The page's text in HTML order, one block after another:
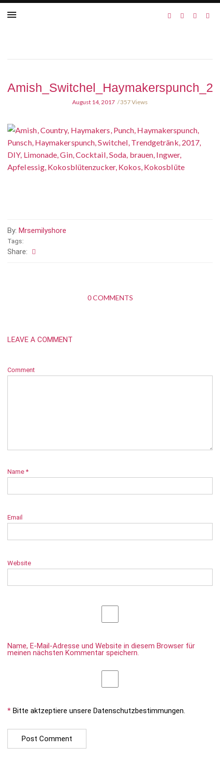
Amish_Switchel_Haymakerspunch_2
August 14, 2017 357 Views
By: Mrsemilyshore
Tags:
Share:
0 COMMENTS
LEAVE A COMMENT
Comment
Name *
Email
Website
Name, E-Mail-Adresse und Website in diesem Browser für
meinen nächsten Kommentar speichern.
* Bitte aktzeptiere unsere Datenschutzbestimmungen.